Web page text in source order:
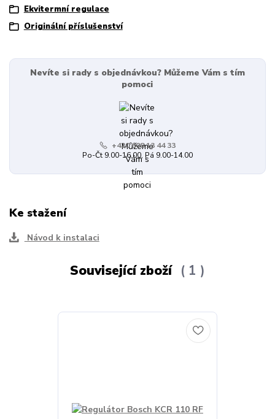
Ekvitermní regulace
Originální příslušenství
Nevíte si rady s objednávkou? Můžeme Vám s tím
pomoci
+420 608 13 44 33
Po-Čt 9.00-16.00, Pá 9.00-14.00
Ke stažení
Návod k instalaci
Související zboží 1